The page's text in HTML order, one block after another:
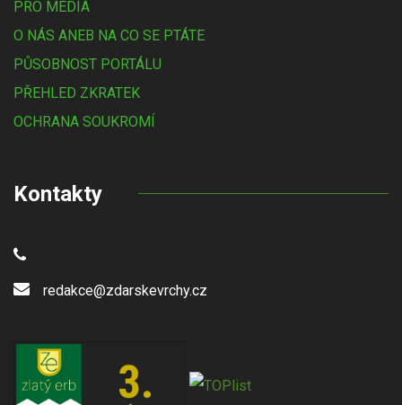
PRO MÉDIA
O NÁS ANEB NA CO SE PTÁTE
PŮSOBNOST PORTÁLU
PŘEHLED ZKRATEK
OCHRANA SOUKROMÍ
Kontakty
redakce@zdarskevrchy.cz